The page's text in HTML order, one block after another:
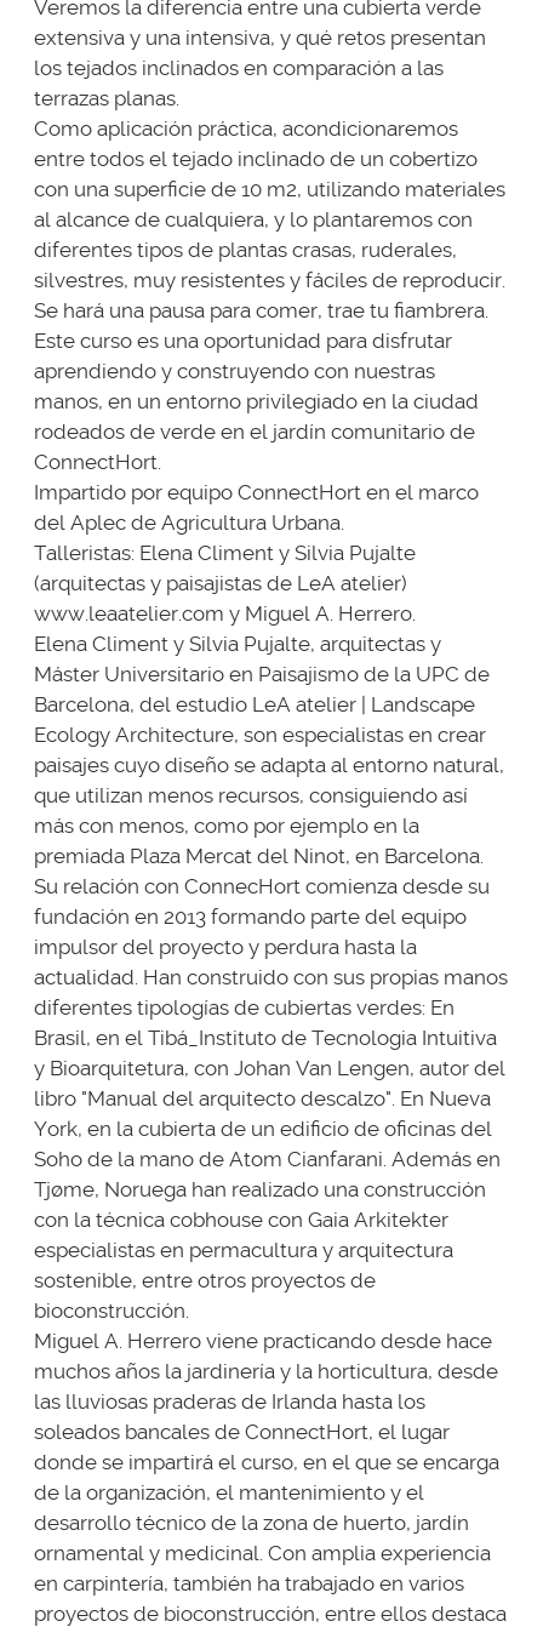
Veremos la diferencia entre una cubierta verde
extensiva y una intensiva, y qué retos presentan
los tejados inclinados en comparación a las
terrazas planas.
Como aplicación práctica, acondicionaremos
entre todos el tejado inclinado de un cobertizo
con una superficie de 10 m2, utilizando materiales
al alcance de cualquiera, y lo plantaremos con
diferentes tipos de plantas crasas, ruderales,
silvestres, muy resistentes y fáciles de reproducir.
Se hará una pausa para comer, trae tu fiambrera.
Este curso es una oportunidad para disfrutar
aprendiendo y construyendo con nuestras
manos, en un entorno privilegiado en la ciudad
rodeados de verde en el jardín comunitario de
ConnectHort.
Impartido por equipo ConnectHort en el marco
del Aplec de Agricultura Urbana.
Talleristas: Elena Climent y Silvia Pujalte
(arquitectas y paisajistas de LeA atelier)
www.leaatelier.com y Miguel A. Herrero.
Elena Climent y Silvia Pujalte, arquitectas y
Máster Universitario en Paisajismo de la UPC de
Barcelona, del estudio LeA atelier | Landscape
Ecology Architecture, son especialistas en crear
paisajes cuyo diseño se adapta al entorno natural,
que utilizan menos recursos, consiguiendo así
más con menos, como por ejemplo en la
premiada Plaza Mercat del Ninot, en Barcelona.
Su relación con ConnecHort comienza desde su
fundación en 2013 formando parte del equipo
impulsor del proyecto y perdura hasta la
actualidad. Han construido con sus propias manos
diferentes tipologías de cubiertas verdes: En
Brasil, en el Tibá_Instituto de Tecnologia Intuitiva
y Bioarquitetura, con Johan Van Lengen, autor del
libro "Manual del arquitecto descalzo". En Nueva
York, en la cubierta de un edificio de oficinas del
Soho de la mano de Atom Cianfarani. Además en
Tjøme, Noruega han realizado una construcción
con la técnica cobhouse con Gaia Arkitekter
especialistas en permacultura y arquitectura
sostenible, entre otros proyectos de
bioconstrucción.
Miguel A. Herrero viene practicando desde hace
muchos años la jardinería y la horticultura, desde
las lluviosas praderas de Irlanda hasta los
soleados bancales de ConnectHort, el lugar
donde se impartirá el curso, en el que se encarga
de la organización, el mantenimiento y el
desarrollo técnico de la zona de huerto, jardín
ornamental y medicinal. Con amplia experiencia
en carpintería, también ha trabajado en varios
proyectos de bioconstrucción, entre ellos destaca